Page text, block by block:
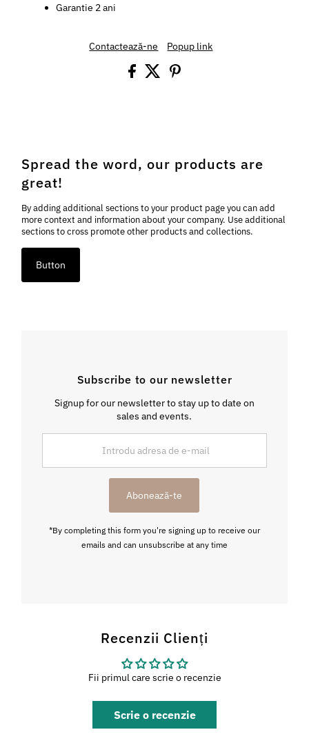
Garantie 2 ani
Contactează-ne Popup link
Spread the word, our products are
great!
By adding additional sections to your product page you can add
more context and information about your company. Use additional
sections to cross promote other products and collections.
Button
Subscribe to our newsletter
Signup for our newsletter to stay up to date on
sales and events.
de
Abonează-te
*By completing this form you're signing up to receive our
emails and can unsubscribe at any time
Recenzii Clienți
Fii primul care scrie o recenzie
Scrie o recenzie